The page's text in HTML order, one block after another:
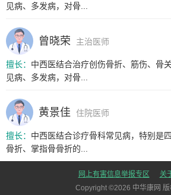
见病、多发病，对骨...
曾晓荣 主治医师
擅长： 中西医结合治疗创伤骨折、筋伤、骨
见病、多发病，对骨...
黄景佳 住院医师
擅长： 中西医结合诊疗骨科常见病，特别是
骨折、掌指骨骨折的...
网上有害信息举报专区
关
Copyright ©2026 中华康网